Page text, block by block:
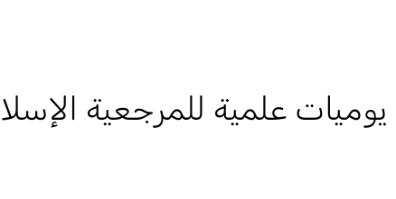
يوميات علمية للمرجعية